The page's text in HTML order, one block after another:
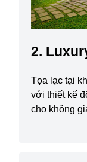
2.
Tọa lạc tại
với thiết kế
cho không